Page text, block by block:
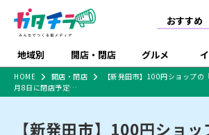
おすすめ
地域別 開店・閉店 グルメ
新潟市
開店
ラーメン
体験・販売
施設・ショップ
特売セール
食品スーパー・コンビ
HOME 開店・閉店
【新発田市】100円ショップ
月8日に閉店予定…
【新発田市】100円ショ